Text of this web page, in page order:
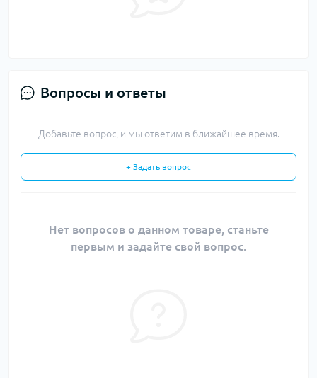
Вопросы и ответы
Добавьте вопрос, и мы ответим в ближайшее время.
+ Задать вопрос
Нет вопросов о данном товаре, станьте
первым и задайте свой вопрос.